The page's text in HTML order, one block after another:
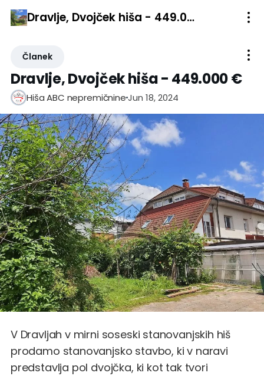
Dravlje, Dvojček hiša - 449.000 €
Članek
Dravlje, Dvojček hiša - 449.000 €
Hiša ABC nepremičnineJun 18, 2024
V Dravljah v mirni soseski stanovanjskih hiš
prodamo stanovanjsko stavbo, ki v naravi
predstavlja pol dvojčka, ki kot tak tvori